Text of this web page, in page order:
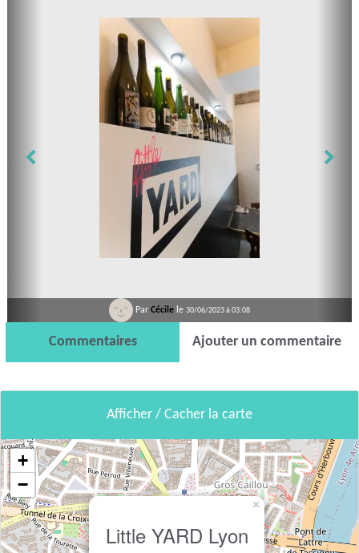
Par Cécile le 30/06/2023 à 03:08
Commentaires Ajouter un commentaire
Afficher / Cacher la carte
Little YARD Lyon
×
+
−